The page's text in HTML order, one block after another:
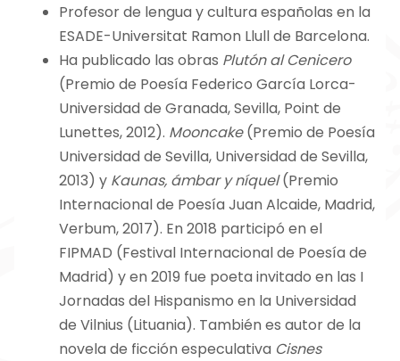
Profesor de lengua y cultura españolas en la
ESADE-Universitat Ramon Llull de Barcelona.
Ha publicado las obras Plutón al Cenicero
(Premio de Poesía Federico García Lorca-
Universidad de Granada, Sevilla, Point de
Lunettes, 2012). Mooncake(Premio de Poesía
Universidad de Sevilla, Universidad de Sevilla,
2013) y Kaunas, ámbar y níquel(Premio
Internacional de Poesía Juan Alcaide, Madrid,
Verbum, 2017). En 2018 participó en el
FIPMAD (Festival Internacional de Poesía de
Madrid) y en 2019 fue poeta invitado en las I
Jornadas del Hispanismo en la Universidad
de Vilnius (Lituania). También es autor de la
novela de ficción especulativa Cisnes